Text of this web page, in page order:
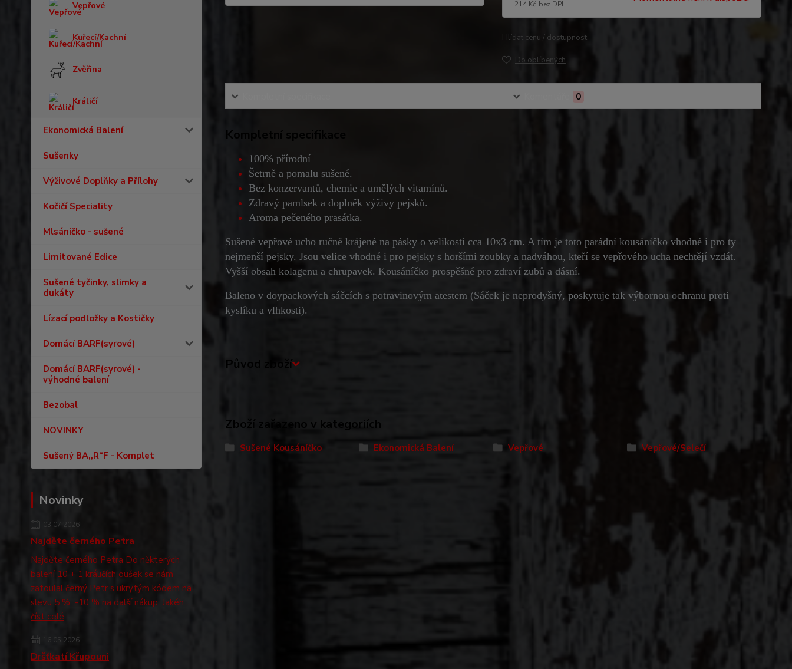
Vepřové
Kuřecí/Kachní
Zvěřina
Králičí
Ekonomická Balení
Sušenky
Výživové Doplňky a Přílohy
Kočičí Speciality
Mlsáníčko - sušené
Limitované Edice
Sušené tyčinky, slimky a
dukáty
Lízací podložky a Kostičky
Domácí BARF(syrové)
Domácí BARF(syrové) -
výhodné balení
Bezobal
NOVINKY
Sušený BA,,R“F - Komplet
Novinky
03.07.2026
Najděte černého Petra
Najděte černého Petra Do některých
balení 10 + 1 králičích oušek se nám
zatoulal černý Petr s ukrytým kódem na
slevu 5 % -10 % na další nákup. Jakéh...
číst celé
16.05.2026
Dršťkatí Křupouni
214 Kč bez DPH
Hlídat cenu / dostupnost
Do oblíbených
0
Kompletní specifikace
100% přírodní
Šetrně a pomalu sušené.
Bez konzervantů, chemie a umělých vitamínů.
Zdravý pamlsek a doplněk výživy pejsků.
Aroma pečeného prasátka.
Sušené vepřové ucho ručně krájené na pásky o velikosti cca 10x3 cm. A tím je toto parádní kousáníčko vhodné i pro ty
nejmenší pejsky. Jsou velice vhodné i pro pejsky s horšími zoubky a nadváhou, kteří se vepřového ucha nechtějí vzdát.
Vyšší obsah kolagenu a chrupavek. Kousáníčko prospěšné pro zdraví zubů a dásní.
Baleno v doypackových sáčcích s potravinovým atestem (Sáček je neprodyšný, poskytuje tak výbornou ochranu proti
kyslíku a vlhkosti).
Původ zboží
Zboží zařazeno v kategoriích
Sušené Kousáníčko Ekonomická Balení Vepřové Vepřové/Selečí